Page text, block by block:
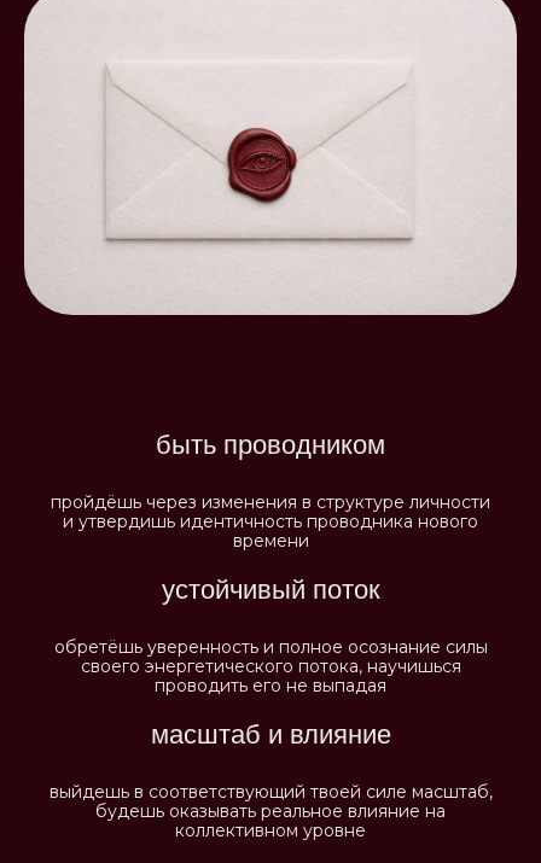
быть проводником
пройдёшь через изменения в структуре личности
и утвердишь идентичность проводника нового
времени
устойчивый поток
обретёшь уверенность и полное осознание силы
своего энергетического потока, научишься
проводить его не выпадая
масштаб и влияние
выйдешь в соответствующий твоей силе масштаб,
будешь оказывать реальное влияние на
коллективном уровне